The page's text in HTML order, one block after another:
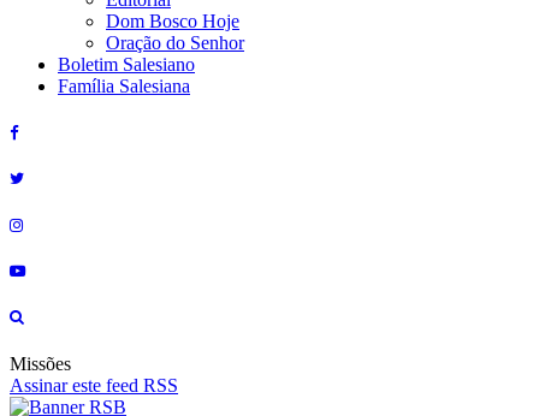
Dom Bosco Hoje
Oração do Senhor
Boletim Salesiano
Família Salesiana
Missões
Assinar este feed RSS